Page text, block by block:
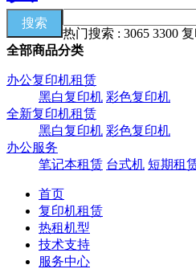
热门搜索 : 3065 3300
全部商品分类
办公复印机租赁
黑白复印机 彩色复印机
全新复印机租赁
黑白复印机 彩色复印机
办公服务
笔记本租赁 台式机 短期租
首页
复印机租赁
热租机型
技术支持
服务中心